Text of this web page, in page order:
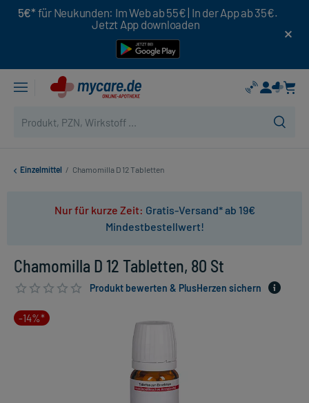
5€* für Neukunden: Im Web ab 55€ | In der App ab 35€.
Jetzt App downloaden
Einzelmittel / Chamomilla D 12 Tabletten
Nur für kurze Zeit: Gratis-Versand* ab 19€
Mindestbestellwert!
Chamomilla D 12 Tabletten, 80 St
Produkt bewerten & PlusHerzen sichern
-14%*